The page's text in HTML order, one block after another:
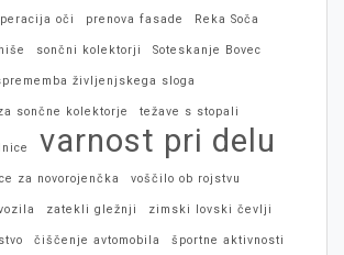
oči prenova fasade Reka Soča
sončni kolektorji Soteskanje Bovec
življenjskega sloga
sončne kolektorje težave s stopali
varnost pri delu
za novorojenčka voščilo ob rojstvu
zatekli gležnji zimski lovski čevlji
čiščenje avtomobila športne aktivnosti